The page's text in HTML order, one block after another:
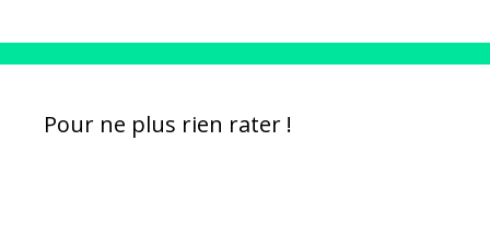
Pour ne plus rien rater !